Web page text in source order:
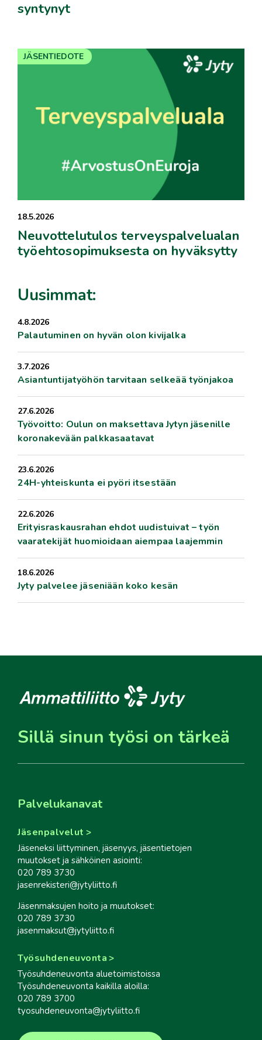
syntynyt
18.5.2026
Neuvottelutulos terveyspalvelualan
työehtosopimuksesta on hyväksytty
JÄSENTIEDOTE
Uusimmat:
4.8.2026
Palautuminen on hyvän olon kivijalka
3.7.2026
Asiantuntijatyöhön tarvitaan selkeää työnjakoa
27.6.2026
Työvoitto: Oulun on maksettava Jytyn jäsenille
koronakevään palkkasaatavat
23.6.2026
24H-yhteiskunta ei pyöri itsestään
22.6.2026
Erityisraskausrahan ehdot uudistuivat – työn
vaaratekijät huomioidaan aiempaa laajemmin
18.6.2026
Jyty palvelee jäseniään koko kesän
Sillä sinun työsi on tärkeä
Palvelukanavat
Jäsenpalvelut
Jäseneksi liittyminen, jäsenyys, jäsentietojen
muutokset ja sähköinen asiointi:
020 789 3730
jasenrekisteri@jytyliitto.fi
Jäsenmaksujen hoito ja muutokset:
020 789 3730
jasenmaksut@jytyliitto.fi
Työsuhdeneuvonta
Työsuhdeneuvonta aluetoimistoissa
Työsuhdeneuvonta kaikilla aloilla:
020 789 3700
tyosuhdeneuvonta@jytyliitto.fi